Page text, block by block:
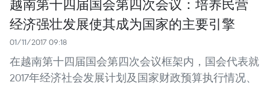
经济强壮发展使其成为国家的主要引擎
01/11/2017 09:18
在越南第十四届国会第四次会议框架内，国会代表就
2017年经济社会发展计划及国家财政预算执行情况、